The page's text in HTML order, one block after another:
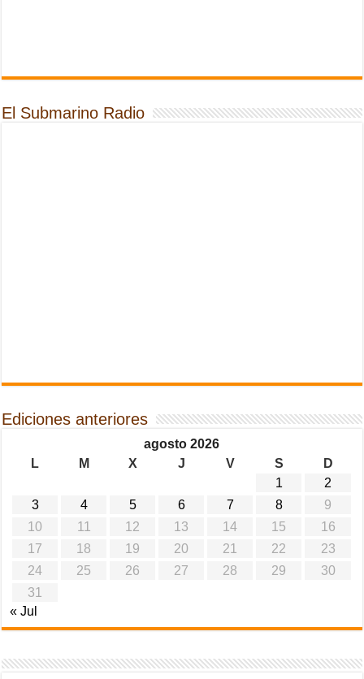
El Submarino Radio
Ediciones anteriores
agosto 2026
L
M X J V S
D
1
2
3
4 5 6 7 8
9
10
11 12 13 14 15
16
17
18 19 20 21 22
23
24
25 26 27 28 29
30
31
« Jul